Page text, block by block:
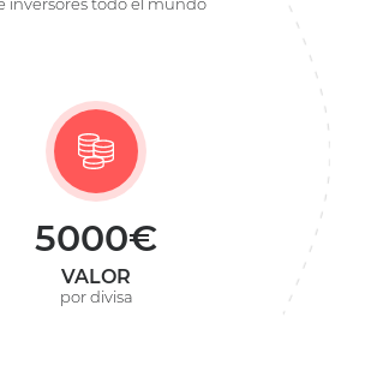
inversores todo el mundo
5000€
VALOR
por divisa